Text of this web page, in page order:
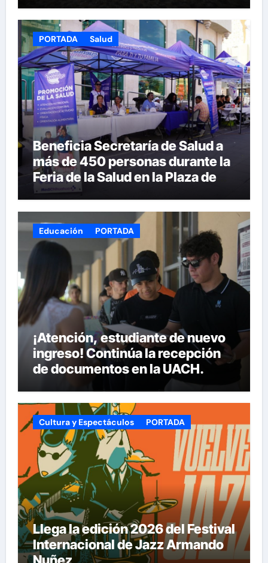
PORTADA Salud
Beneficia Secretaría de Salud a
más de 450 personas durante la
Feria de la Salud en la Plaza de
Armas
Educación PORTADA
¡Atención, estudiante de nuevo
ingreso! Continúa la recepción
de documentos en la UACH.
Cultura y Espectáculos PORTADA
Llega la edición 2026 del Festival
Internacional de Jazz Armando